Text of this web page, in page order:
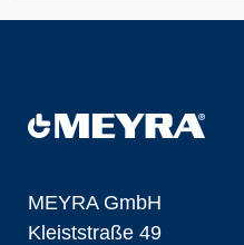
MEYRA GmbH
Kleiststraße 49